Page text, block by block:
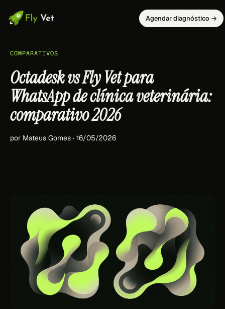
Agendar diagnóstico →
COMPARATIVOS
Octadesk vs Fly Vet para
WhatsApp de clínica veterinária:
comparativo 2026
por Mateus Gomes · 16/05/2026